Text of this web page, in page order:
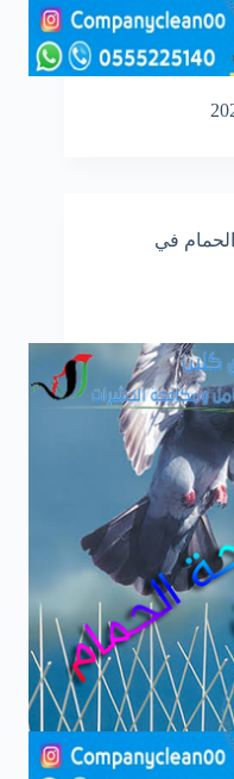
في